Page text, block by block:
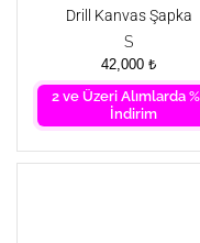
Drill Kanvas Şapka
S
42,000 ₺
2 ve Üzeri Alımlarda
İndirim